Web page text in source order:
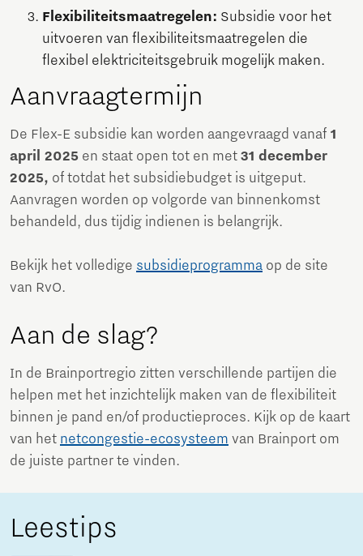
Flexibiliteitsmaatregelen: Subsidie voor het
uitvoeren van flexibiliteitsmaatregelen die
flexibel elektriciteitsgebruik mogelijk maken.
Aanvraagtermijn
De Flex-E subsidie kan worden aangevraagd vanaf 1
april 2025 en staat open tot en met 31 december
2025, of totdat het subsidiebudget is uitgeput.
Aanvragen worden op volgorde van binnenkomst
behandeld, dus tijdig indienen is belangrijk.
Bekijk het volledige subsidieprogramma op de site
van RvO.
Aan de slag?
In de Brainportregio zitten verschillende partijen die
helpen met het inzichtelijk maken van de flexibiliteit
binnen je pand en/of productieproces. Kijk op de kaart
van het netcongestie-ecosysteem van Brainport om
de juiste partner te vinden.
Leestips